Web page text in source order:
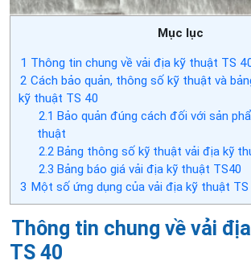
Mục lục
1 Thông tin chung về vải địa kỹ thuật TS
2 Cách bảo quản, thông số kỹ thuật và
kỹ thuật TS 40
2.1 Bảo quản đúng cách đối với sản
thuật
2.2Bảng thông số kỹ thuật vải địa kỹ
2.3 Bảng báo giá vải địa kỹ thuật TS40
3 Một số ứng dụng của vải địa kỹ thuật TS
Thông tin chung về vải
TS 40